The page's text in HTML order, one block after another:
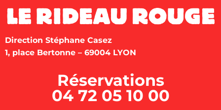
Direction Stéphane Casez
1, place Bertonne – 69004 LYON
Réservations
04 72 05 10 00